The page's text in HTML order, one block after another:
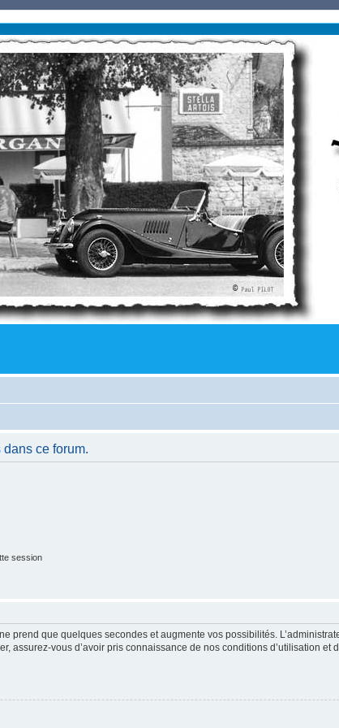
ce forum.
session
prend que quelques secondes et augmente vos possibilités.
assurez-vous d’avoir pris connaissance de nos conditions d’utilisation